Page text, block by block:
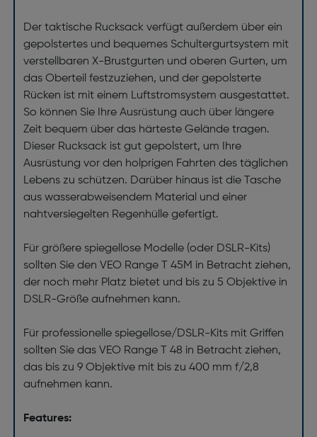
Der taktische Rucksack verfügt außerdem über ein
gepolstertes und bequemes Schultergurtsystem mit
verstellbaren X-Brustgurten und oberen Gurten, um
das Oberteil festzuziehen, und der gepolsterte
Rücken ist mit einem Luftstromsystem ausgestattet.
So können Sie Ihre Ausrüstung auch über längere
Zeit bequem über das härteste Gelände tragen.
Dieser Rucksack ist gut gepolstert, um Ihre
Ausrüstung vor den holprigen Fahrten des täglichen
Lebens zu schützen. Darüber hinaus ist die Tasche
aus wasserabweisendem Material und einer
nahtversiegelten Regenhülle gefertigt.
Für größere spiegellose Modelle (oder DSLR-Kits)
sollten Sie den VEO Range T 45M in Betracht ziehen,
der noch mehr Platz bietet und bis zu 5 Objektive in
DSLR-Größe aufnehmen kann.
Für professionelle spiegellose/DSLR-Kits mit Griffen
sollten Sie das VEO Range T 48 in Betracht ziehen,
das bis zu 9 Objektive mit bis zu 400 mm f/2,8
aufnehmen kann.
Features: